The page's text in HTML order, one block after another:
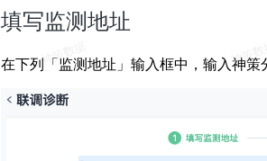
填写监测地址
在下列「监测地址」输入框中，输入神策